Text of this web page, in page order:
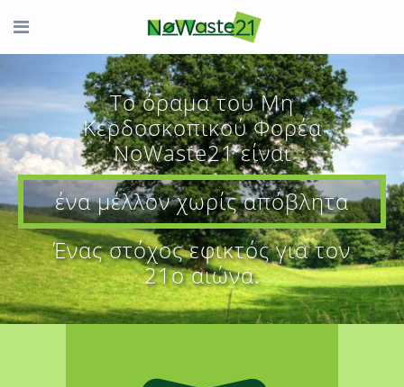
Tο όραμα του Μη
Κερδοσκοπικού Φορέα
ΝoWaste21 είναι
ένα μέλλον χωρίς απόβλητα
Ένας στόχος εφικτός για τον
21ο αιώνα.